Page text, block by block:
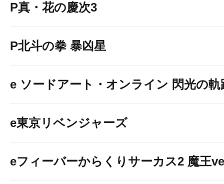
P真・花の慶次3
P北斗の拳 暴凶星
e ソードアート・オンライン 閃光の軌
e東京リベンジャーズ
eフィーバーからくりサーカス2 魔王